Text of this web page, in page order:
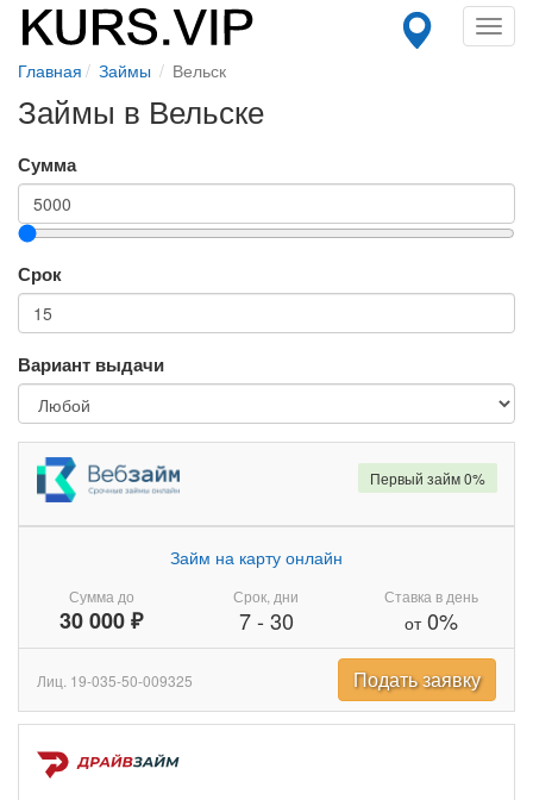
Главная Займы Вельск
Займы в Вельске
Сумма
Срок
Вариант выдачи
Сумма до
30 000 ₽
Займ на карту онлайн
Срок, дни
7- 30
Ставка в день
от0%
Первый займ 0%
Лиц. 19-035-50-009325 Подать заявку